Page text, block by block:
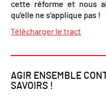
cette réforme et nous
qu’elle ne s’applique pas !
Télécharger le tract
AGIR ENSEMBLE
SAVOIRS !